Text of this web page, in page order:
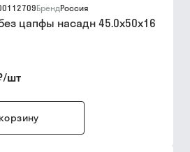
БрендРоссия
цапфы насадн 45.0х50х16
/шт